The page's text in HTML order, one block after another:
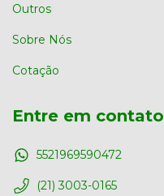
Outros
Sobre Nós
Cotação
Entre em contato
5521969590472
(21) 3003-0165